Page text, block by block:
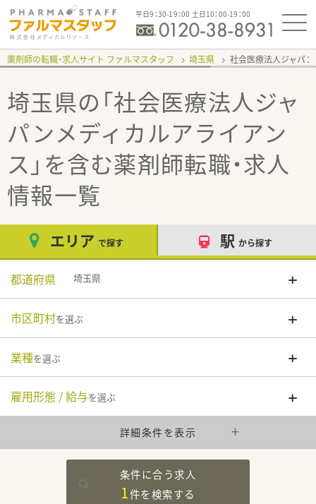
平日9：30-19：00 土日10：00-19：00
薬剤師の転職・求人サイト ファルマスタッフ 埼玉県 社会医療法人ジャパ
埼玉県の「社会医療法人ジャ
パンメディカルアライアン
ス」 を含む薬剤師転職・求人
情報一覧
エリア で探す 駅 から探す
都道府県 埼玉県
市区町村を選ぶ
業種を選ぶ
雇用形態 / 給与を選ぶ
詳細条件を表示
条件に合う求人
1件を検索する